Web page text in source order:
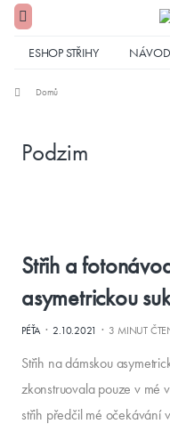
ESHOP STŘIHY
Domů
Podzim
Střih a
asymetrickou
PÉŤA· 2.10.2021 · 3 MINUT
Střih na dámskou
zkonstruovala pouze v mé
střih předčil mé očekávání